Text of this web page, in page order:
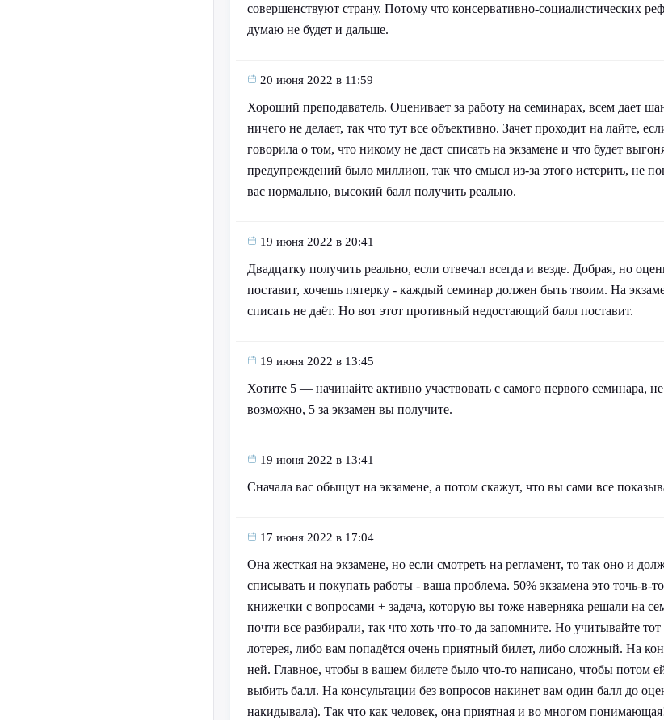
совершенствуют страну. Потому что консервативно-социалистических
думаю не будет и дальше.
20 июня 2022 в 11:59
Хороший преподаватель. Оценивает за работу на семинарах, всем дает
ничего не делает, так что тут все объективно. Зачет проходит на лайте,
говорила о том, что никому не даст списать на экзамене и что будет
предупреждений было миллион, так что смысл из-за этого истерить, не
вас нормально, высокий балл получить реально.
19 июня 2022 в 20:41
Двадцатку получить реально, если отвечал всегда и везде. Добрая, но
поставит, хочешь пятерку - каждый семинар должен быть твоим. На
списать не даёт. Но вот этот противный недостающий балл поставит.
19 июня 2022 в 13:45
Хотите 5 — начинайте активно участвовать с самого первого семинара,
возможно, 5 за экзамен вы получите.
19 июня 2022 в 13:41
Сначала вас обыщут на экзамене, а потом скажут, что вы сами все
17 июня 2022 в 17:04
Она жесткая на экзамене, но если смотреть на регламент, то так оно и
списывать и покупать работы - ваша проблема. 50% экзамена это точь-в-
книжечки с вопросами + задача, которую вы тоже наверняка решали на
почти все разбирали, так что хоть что-то да запомните. Но учитывайте тот
лотерея, либо вам попадётся очень приятный билет, либо сложный. На
ней. Главное, чтобы в вашем билете было что-то написано, чтобы потом
выбить балл. На консультации без вопросов накинет вам один балл до
накидывала). Так что как человек, она приятная и во многом